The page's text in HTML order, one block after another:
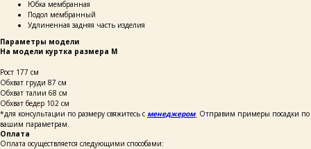
Юбка мембранная
Подол мембранный
Удлиненная задняя часть изделия
Параметры модели
На модели куртка размера M
Рост 177 см
Обхват груди 87 см
Обхват талии 68 см
Обхват бедер 102 см
*для консультации по размеру свяжитесь с менеджером. Отправим примеры посадки по
вашим параметрам.
Оплата
Оплата осуществляется следующими способами: